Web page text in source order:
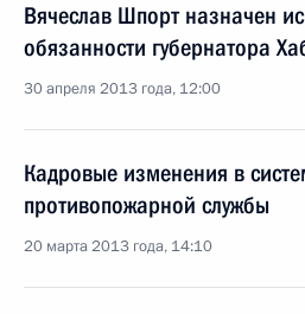
Вячеслав Шпорт назначен
обязанности губернатора
30 апреля 2013 года, 12:00
Кадровые изменения в
противопожарной службы
20 марта 2013 года, 14:10